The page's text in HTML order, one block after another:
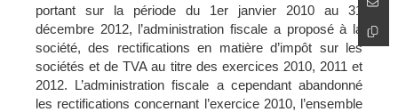
portant sur la période du 1er janvier 2010 au 31
décembre 2012, l’administration fiscale a proposé à la
société, des rectifications en matière d’impôt sur les
sociétés et de TVA au titre des exercices 2010, 2011 et
2012. L’administration fiscale a cependant abandonné
les rectifications concernant l’exercice 2010, l’ensemble